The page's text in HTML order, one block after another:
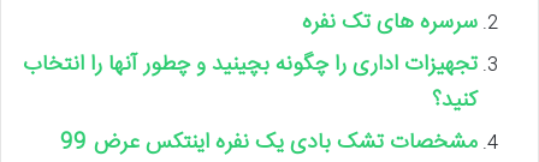
سرسره های تک نفره
تجهیزات اداری را چگونه بچینید و چطور آنها را انتخاب
کنید؟
مشخصات تشک بادی یک نفره اینتکس عرض 99